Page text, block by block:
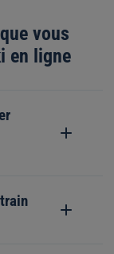
vous
en ligne